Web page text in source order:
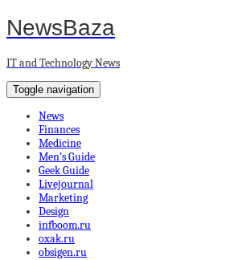
NewsBaza
IT and Technology News
Toggle navigation
News
Finances
Medicine
Men’s Guide
Geek Guide
Livejournal
Marketing
Design
infboom.ru
oxak.ru
obsigen.ru